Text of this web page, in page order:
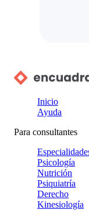
Inicio
Ayuda
Para consultantes
Psicología
Nutrición
Psiquiatría
Derecho
Kinesiología